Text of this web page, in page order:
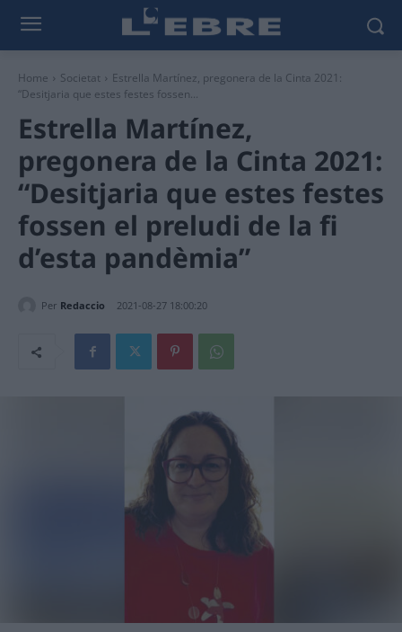
Home Societat
Estrella Martínez, pregonera de la Cinta 2021:
“Desitjaria que estes festes fossen...
Estrella Martínez,
pregonera de la Cinta 2021:
“Desitjaria que estes festes
fossen el preludi de la fi
d’esta pandèmia”
Per Redaccio 2021-08-27 18:00:20